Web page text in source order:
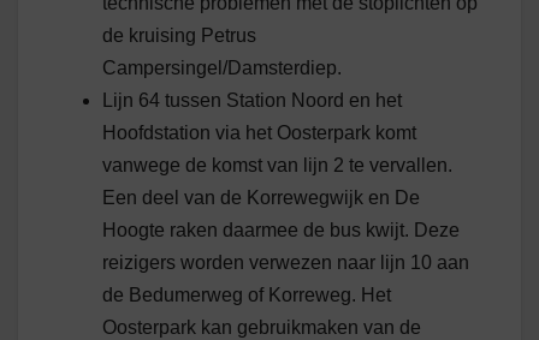
de kruising Petrus
Campersingel/Damsterdiep.
Lijn 64 tussen Station Noord en het
Hoofdstation via het Oosterpark komt
vanwege de komst van lijn 2 te vervallen.
Een deel van de Korrewegwijk en De
Hoogte raken daarmee de bus kwijt. Deze
reizigers worden verwezen naar lijn 10 aan
de Bedumerweg of Korreweg. Het
Oosterpark kan gebruikmaken van de